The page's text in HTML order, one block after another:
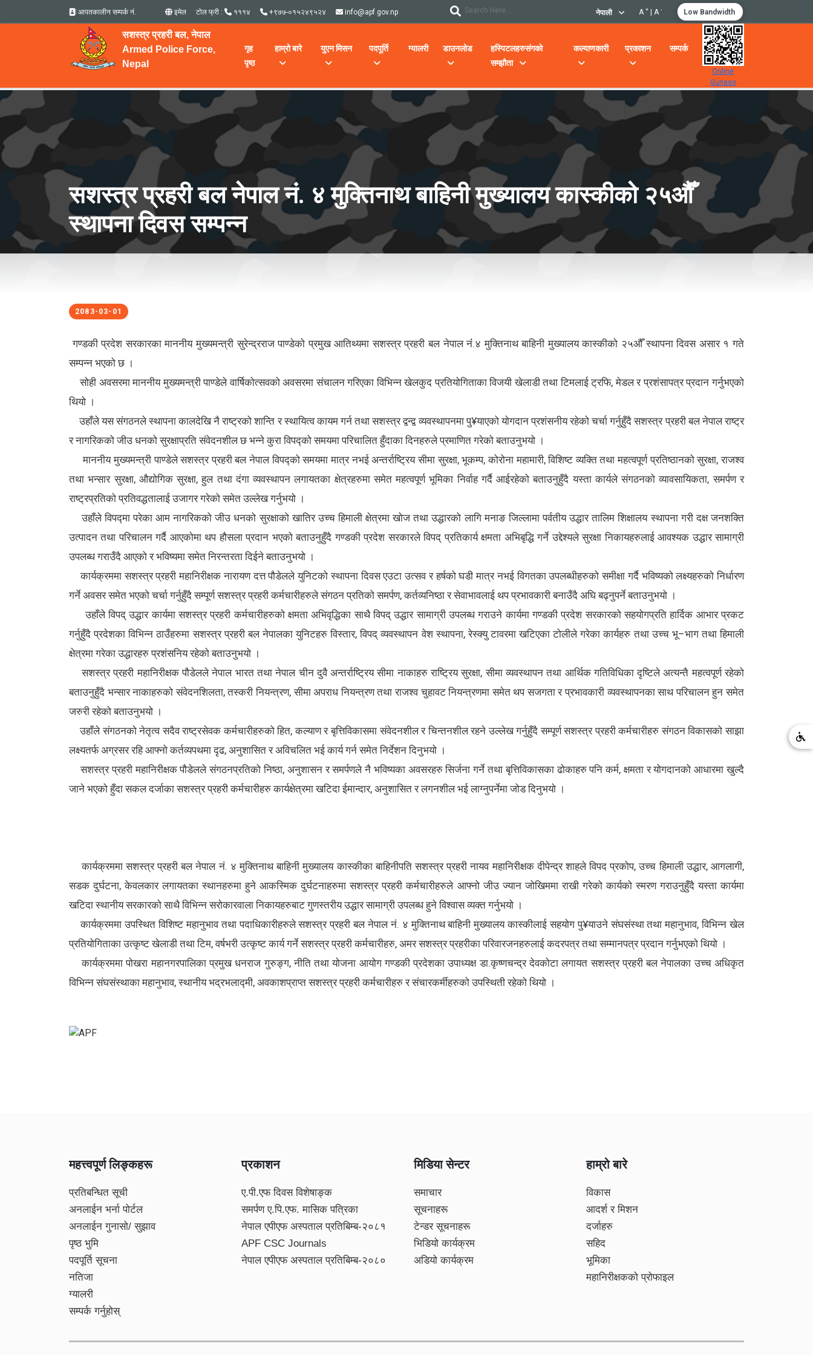
आपतकालीन सम्पर्क नं. इमेल टोल फ्री : १११४ +९७७-०१५२४९५२४ info@apf.gov.np नेपाली A + | A - Low Bandwidth
सशस्त्र प्रहरी बल, नेपाल
Armed Police Force,
Nepal
गृह
पृष्ठ
हाम्रो बारे युएन मिसन पदपूर्ति ग्यालरी डाउनलोड
हस्पिटलहरुसंगको
सम्झौता
कल्याणकारी प्रकाशन सम्पर्क
Online
Gunaso
सशस्त्र प्रहरी बल नेपाल नं. ४ मुक्तिनाथ बाहिनी मुख्यालय कास्कीको २५औँ
स्थापना दिवस सम्पन्न
2083-03-01
गण्डकी प्रदेश सरकारका माननीय मुख्यमन्त्री सुरेन्द्रराज पाण्डेको प्रमुख आतिथ्यमा सशस्त्र प्रहरी बल नेपाल नंं.४ मुक्तिनाथ बाहिनी मुख्यालय कास्कीको २५औँ स्थापना दिवस असार १ गते
सम्पन्न भएको छ ।
सोही अवसरमा माननीय मुख्यमन्त्री पाण्डेले वार्षिकोत्सवको अवसरमा संचालन गरिएका विभिन्न खेलकुद प्रतियोगिताका विजयी खेलाडी तथा टिमलाई ट्रफि, मेडल र प्रशंसापत्र प्रदान गर्नुभएको
थियो ।
उहाँले यस संगठनले स्थापना कालदेखि नै राष्ट्रको शान्ति र स्थायित्व कायम गर्न तथा सशस्त्र द्वन्द्व व्यवस्थापनमा पु¥याएको योगदान प्रशंसनीय रहेको चर्चा गर्नुहुँदै सशस्त्र प्रहरी बल नेपाल राष्ट्र
र नागरिकको जीउ धनको सुरक्षाप्रति संवेदनशील छ भन्ने कुरा विपद्को समयमा परिचालित हुँदाका दिनहरुले प्रमाणित गरेको बताउनुभयो ।
माननीय मुख्यमन्त्री पाण्डेले सशस्त्र प्रहरी बल नेपाल विपद्को समयमा मात्र नभई अन्तर्राष्ट्रिय सीमा सुरक्षा, भूकम्प, कोरोना महामारी, विशिष्ट व्यक्ति तथा महत्वपूर्ण प्रतिष्ठानको सुरक्षा, राजश्व
तथा भन्सार सुरक्षा, औद्योगिक सुरक्षा, हुल तथा दंगा व्यवस्थापन लगायतका क्षेत्रहरुमा समेत महत्वपूर्ण भूमिका निर्वाह गर्दै आईरहेको बताउनुहुँदै यस्ता कार्यले संगठनको व्यावसायिकता, समर्पण र
राष्ट्रप्रतिको प्रतिवद्धतालाई उजागर गरेको समेत उल्लेख गर्नुभयो ।
उहाँले विपद्मा परेका आम नागरिकको जीउ धनको सुरक्षाको खातिर उच्च हिमाली क्षेत्रमा खोज तथा उद्धारको लागि मनाङ जिल्लामा पर्वतीय उद्धार तालिम शिक्षालय स्थापना गरी दक्ष जनशक्ति
उत्पादन तथा परिचालन गर्दै आएकोमा थप हौसला प्रदान भएको बताउनुहुँदै गण्डकी प्रदेश सरकारले विपद् प्रतिकार्य क्षमता अभिबृद्धि गर्ने उद्देश्यले सुरक्षा निकायहरुलाई आवश्यक उद्धार सामाग्री
उपलब्ध गराउँदै आएको र भविष्यमा समेत निरन्तरता दिईने बताउनुभयो ।
कार्यक्रममा सशस्त्र प्रहरी महानिरीक्षक नारायण दत्त पौडेलले युनिटको स्थापना दिवस एउटा उत्सव र हर्षको घडी मात्र नभई विगतका उपलब्धीहरुको समीक्षा गर्दै भविष्यको लक्ष्यहरुको निर्धारण
गर्ने अवसर समेत भएको चर्चा गर्नुहुँदै सम्पूर्ण सशस्त्र प्रहरी कर्मचारीहरुले संगठन प्रतिको समर्पण, कर्तव्यनिष्ठा र सेवाभावलाई थप प्रभावकारी बनाउँदै अघि बढ्नुपर्ने बताउनुभयो ।
उहाँले विपद् उद्धार कार्यमा सशस्त्र प्रहरी कर्मचारीहरुको क्षमता अभिवृद्धिका साथै विपद् उद्धार सामाग्री उपलब्ध गराउने कार्यमा गण्डकी प्रदेश सरकारको सहयोगप्रति हार्दिक आभार प्रकट
गर्नुहुँदै प्रदेशका विभिन्न ठाउँहरुमा सशस्त्र प्रहरी बल नेपालका युनिटहरु विस्तार, विपद् व्यवस्थापन वेश स्थापना, रेस्क्यु टावरमा खटिएका टोलीले गरेका कार्यहरु तथा उच्च भू–भाग तथा हिमाली
क्षेत्रमा गरेका उद्धारहरु प्रशंसनिय रहेको बताउनुभयो ।
सशस्त्र प्रहरी महानिरीक्षक पौडेलले नेपाल भारत तथा नेपाल चीन दुवै अन्तर्राष्ट्रिय सीमा नाकाहरु राष्ट्रिय सुरक्षा, सीमा व्यवस्थापन तथा आर्थिक गतिविधिका दृष्टिले अत्यन्तै महत्वपूर्ण रहेको
बताउनुहुँदै भन्सार नाकाहरुको संवेदनशिलता, तस्करी नियन्त्रण, सीमा अपराध नियन्त्रण तथा राजश्व चुहावट नियन्त्रणमा समेत थप सजगता र प्रभावकारी व्यवस्थापनका साथ परिचालन हुन समेत
जरुरी रहेको बताउनुभयो ।
उहाँले संगठनको नेतृत्व सदैव राष्ट्रसेवक कर्मचारीहरुको हित, कल्याण र बृत्तिविकासमा संवेदनशील र चिन्तनशील रहने उल्लेख गर्नुहुँदै सम्पूर्ण सशस्त्र प्रहरी कर्मचारीहरु संगठन विकासको साझा
लक्ष्यतर्फ अग्रसर रहि आफ्नो कर्तव्यपथमा दृढ, अनुशासित र अविचलित भई कार्य गर्न समेत निर्देशन दिनुभयो ।
सशस्त्र प्रहरी महानिरीक्षक पौडेलले संगठनप्रतिको निष्ठा, अनुशासन र समर्पणले नै भविष्यका अवसरहरु सिर्जना गर्ने तथा बृत्तिविकासका ढोकाहरु पनि कर्म, क्षमता र योगदानको आधारमा खुल्दै
जाने भएको हुँदा सकल दर्जाका सशस्त्र प्रहरी कर्मचारीहरु कार्यक्षेत्रमा खटिदा ईमान्दार, अनुशासित र लगनशील भई लाग्नुपर्नेमा जोड दिनुभयो ।
कार्यक्रममा सशस्त्र प्रहरी बल नेपाल नं. ४ मुक्तिनाथ बाहिनी मुख्यालय कास्कीका बाहिनीपति सशस्त्र प्रहरी नायव महानिरीक्षक दीपेन्द्र शाहले विपद प्रकोप, उच्च हिमाली उद्धार, आगलागी,
सडक दुर्घटना, केवलकार लगायतका स्थानहरुमा हुने आकस्मिक दुर्घटनाहरुमा सशस्त्र प्रहरी कर्मचारीहरुले आफ्नो जीउ ज्यान जोखिममा राखी गरेको कार्यको स्मरण गराउनुहुँदै यस्ता कार्यमा
खटिदा स्थानीय सरकारको साथै विभिन्न सरोकारवाला निकायहरुबाट गुणस्तरीय उद्धार सामाग्री उपलब्ध हुने विश्वास व्यक्त गर्नुभयो ।
कार्यक्रममा उपस्थित विशिष्ट महानुभाव तथा पदाधिकारीहरुले सशस्त्र प्रहरी बल नेपाल नं. ४ मुक्तिनाथ बाहिनी मुख्यालय कास्कीलाई सहयोग पु¥याउने संघसंस्था तथा महानुभाव, विभिन्न खेल
प्रतियोगिताका उत्कृष्ट खेलाडी तथा टिम, वर्षभरी उत्कृष्ट कार्य गर्ने सशस्त्र प्रहरी कर्मचारीहरु, अमर सशस्त्र प्रहरीका परिवारजनहरुलाई कदरपत्र तथा सम्मानपत्र प्रदान गर्नुभएको थियो ।
कार्यक्रममा पोखरा महानगरपालिका प्रमुख धनराज गुरुङ्ग, नीति तथा योजना आयोग गण्डकी प्रदेशका उपाध्यक्ष डा.कृष्णचन्द्र देवकोटा लगायत सशस्त्र प्रहरी बल नेपालका उच्च अधिकृत
विभिन्न संघसंस्थाका महानुभाव, स्थानीय भद्रभलाद्मी, अवकाशप्राप्त सशस्त्र प्रहरी कर्मचारीहरु र संचारकर्मीहरुको उपस्थिती रहेको थियो ।
महत्त्वपूर्ण लिङ्कहरू
प्रतिबन्धित सूची
अनलाईन भर्ना पोर्टल
अनलाईन गुनासो/ सुझाव
पृष्ठ भुमि
पदपूर्ति सूचना
नतिजा
ग्यालरी
सम्पर्क गर्नुहोस्
प्रकाशन
ए.पी.एफ दिवस विशेषाङ्क
समर्पण ए.पि.एफ. मासिक पत्रिका
नेपाल एपीएफ अस्पताल प्रतिबिम्ब-२०८१
APF CSC Journals
नेपाल एपीएफ अस्पताल प्रतिबिम्ब-२०८०
मिडिया सेन्टर
समाचार
सूचनाहरू
टेन्डर सूचनाहरू
भिडियो कार्यक्रम
अडियो कार्यक्रम
हाम्रो बारे
विकास
आदर्श र मिशन
दर्जाहरु
सहिद
भूमिका
महानिरीक्षकको प्रोफाइल